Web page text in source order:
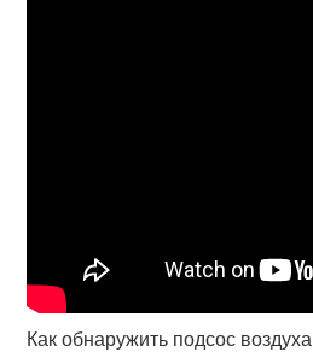
Как обнаружить подсос воздуха